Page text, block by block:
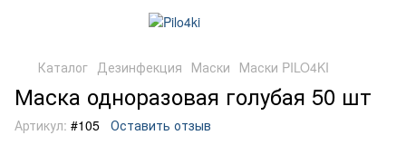
Каталог Дезинфекция Маски Маски PILO4KI
Маска одноразовая голубая 50 шт
Артикул: #105 Оставить отзыв